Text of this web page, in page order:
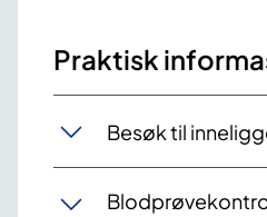
Praktisk
Besøk til